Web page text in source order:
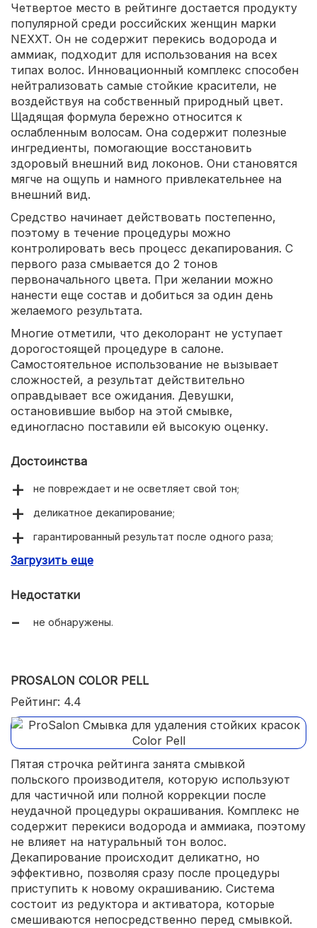
Четвертое место в рейтинге достается продукту
популярной среди российских женщин марки
NEXXT. Он не содержит перекись водорода и
аммиак, подходит для использования на всех
типах волос. Инновационный комплекс способен
нейтрализовать самые стойкие красители, не
воздействуя на собственный природный цвет.
Щадящая формула бережно относится к
ослабленным волосам. Она содержит полезные
ингредиенты, помогающие восстановить
здоровый внешний вид локонов. Они становятся
мягче на ощупь и намного привлекательнее на
внешний вид.
Средство начинает действовать постепенно,
поэтому в течение процедуры можно
контролировать весь процесс декапирования. С
первого раза смывается до 2 тонов
первоначального цвета. При желании можно
нанести еще состав и добиться за один день
желаемого результата.
Многие отметили, что деколорант не уступает
дорогостоящей процедуре в салоне.
Самостоятельное использование не вызывает
сложностей, а результат действительно
оправдывает все ожидания. Девушки,
остановившие выбор на этой смывке,
единогласно поставили ей высокую оценку.
Достоинства
не повреждает и не осветляет свой тон;
деликатное декапирование;
гарантированный результат после одного раза;
простое применение;
Загрузить еще
Недостатки
не обнаружены.
PROSALON COLOR PELL
Рейтинг: 4.4
Пятая строчка рейтинга занята смывкой
польского производителя, которую используют
для частичной или полной коррекции после
неудачной процедуры окрашивания. Комплекс не
содержит перекиси водорода и аммиака, поэтому
не влияет на натуральный тон волос.
Декапирование происходит деликатно, но
эффективно, позволяя сразу после процедуры
приступить к новому окрашиванию. Система
состоит из редуктора и активатора, которые
смешиваются непосредственно перед смывкой.